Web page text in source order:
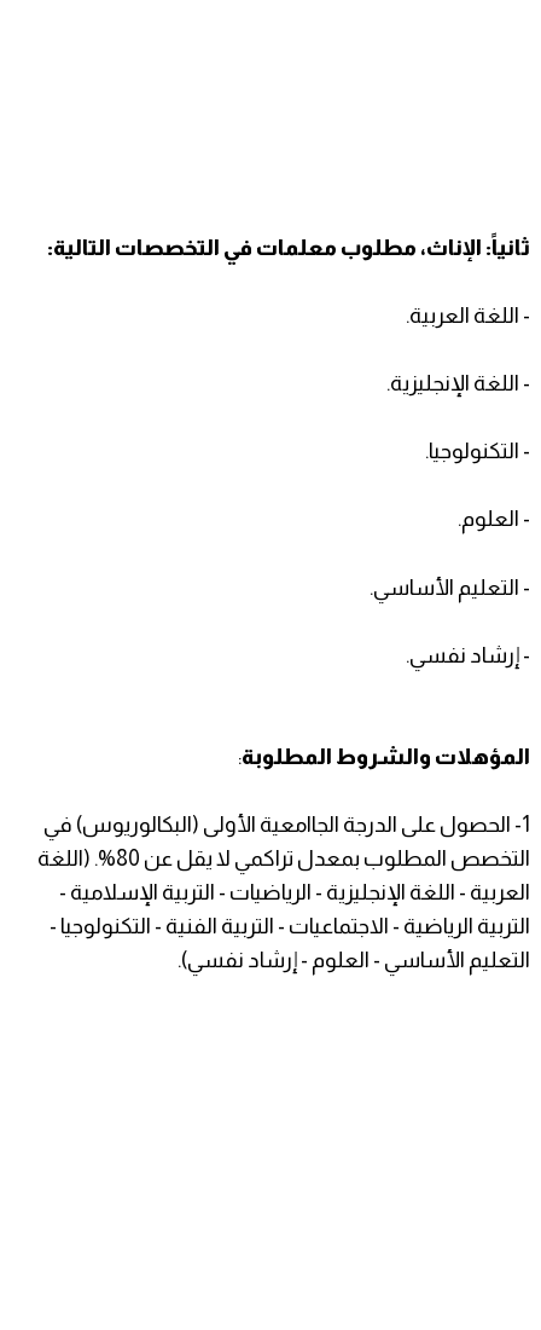
ثانياً: الإناث، مطلوب معلمات في التخصصات التالية:
- اللغة العربية.
- اللغة الإنجليزية.
- التكنولوجيا.
- العلوم.
- التعليم الأساسي.
- إرشاد نفسي.
المؤهلات والشروط المطلوبة:
1- الحصول على الدرجة الجاامعية الأولى (البكالوريوس) في
التخصص المطلوب بمعدل تراكمي لا يقل عن 80%. (اللغة
العربية - اللغة الإنجليزية - الرياضيات - التربية الإسلامية -
التربية الرياضية - الاجتماعيات - التربية الفنية - التكنولوجيا -
التعليم الأساسي - العلوم - إرشاد نفسي).